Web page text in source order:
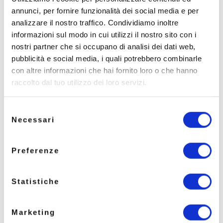
annunci, per fornire funzionalità dei social media e per
analizzare il nostro traffico. Condividiamo inoltre
informazioni sul modo in cui utilizzi il nostro sito con i
nostri partner che si occupano di analisi dei dati web,
pubblicità e social media, i quali potrebbero combinarle
con altre informazioni che hai fornito loro o che hanno
raccolto dal tuo utilizzo dei loro servizi.
delNecessari
Preferenze
Statistiche
Marketing
aggiornamento e migliorare la capacità di
pianificazione. Ma significa anche poter osservare
come il territorio cambia negli anni: quali colture
si diffondono, come evolvono le destinazioni
agricole, quali aree richiedono maggiore
attenzione dal punto di vista irriguo.
Uno degli aspetti più interessanti del progetto
sarà proprio la possibilità di costruire nel tempo
unamemoria storica delle coltivazioni . Una
risorsa preziosa non solo per la gestione
operativa, ma anche per leggere l’evoluzione del
territorio agricolo e supportare future scelte
Accanto a questo, l’integrazione con i dati irrigui
collegare le informazioni
territoriali ai fabbisogni reali delle colture,
rendendo più immediata la consultazione delle